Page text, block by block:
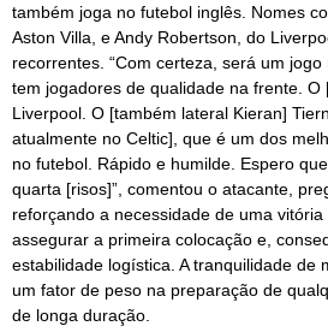
também joga no futebol inglês. Nomes
Aston Villa, e Andy Robertson, do
recorrentes. “Com certeza, será um jogo
tem jogadores de qualidade na frente. O
Liverpool. O [também lateral Kieran]
atualmente no Celtic], que é um dos
no futebol. Rápido e humilde. Espero
quarta [risos]”, comentou o atacante,
reforçando a necessidade de uma
assegurar a primeira colocação e,
estabilidade logística. A tranquilidade de
um fator de peso na preparação de
de longa duração.